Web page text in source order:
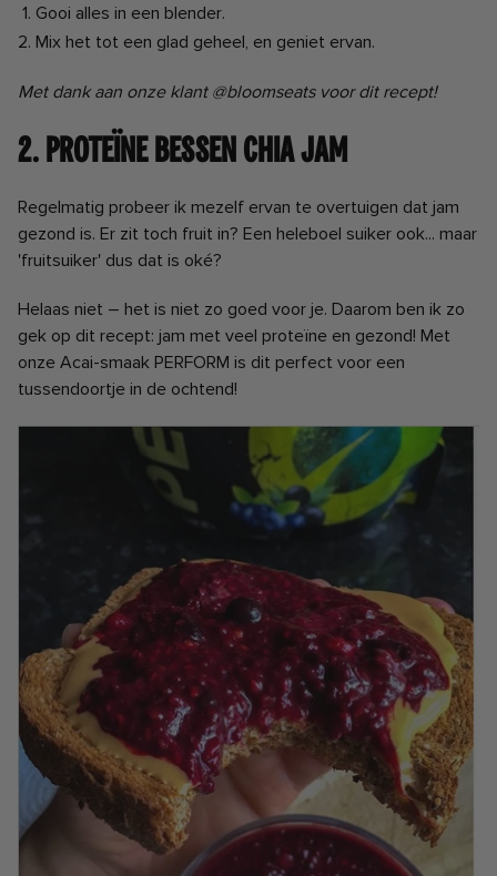
Gooi alles in een blender.
Mix het tot een glad geheel, en geniet ervan.
Met dank aan onze klant @bloomseats voor dit recept!
2. Proteïne Bessen Chia Jam
Regelmatig probeer ik mezelf ervan te overtuigen dat jam
gezond is. Er zit toch fruit in? Een heleboel suiker ook... maar
'fruitsuiker' dus dat is oké?
Helaas niet – het is niet zo goed voor je. Daarom ben ik zo
gek op dit recept: jam met veel proteïne en gezond! Met
onze Acai-smaak PERFORM is dit perfect voor een
tussendoortje in de ochtend!